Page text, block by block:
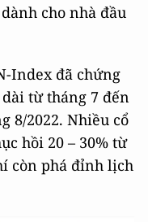
cho nhà đầu
Index đã chứng
từ tháng 7 đến
8/2022. Nhiều cổ
hồi 20 – 30% từ
còn phá đỉnh lịch